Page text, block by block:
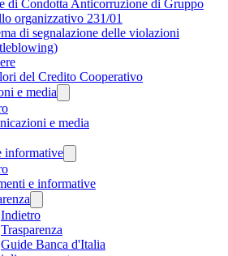
di Condotta Anticorruzione di Gruppo
organizzativo 231/01
di segnalazione delle violazioni
del Credito Cooperativo
e media
e media
informative
e informative
Indietro
Trasparenza
Guide Banca d'Italia